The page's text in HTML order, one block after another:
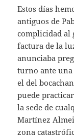
Estos días
antiguos de
complicidad al
factura de la
anunciaba
turno ante una
el del
puede
la sede de
Martínez
zona